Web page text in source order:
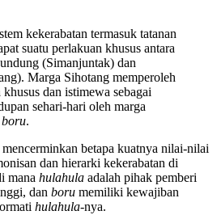
kekerabatan termasuk tatanan
suatu perlakuan khusus antara
(Simanjuntak) dan
Marga Sihotang memperoleh
khusus dan istimewa sebagai
sehari-hari oleh marga
boru.
betapa kuatnya nilai-nilai
dan hierarki kekerabatan di
mana hulahula adalah pihak pemberi
dan boru memiliki kewajiban
hulahula-nya.